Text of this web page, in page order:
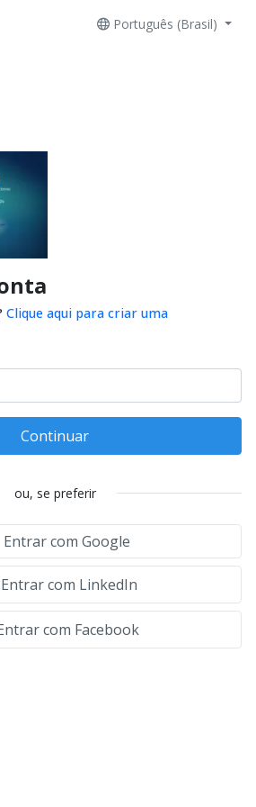
Português (Brasil)
Clique aqui para criar uma
Continuar
ou, se preferir
Entrar com Google
Entrar com LinkedIn
com Facebook